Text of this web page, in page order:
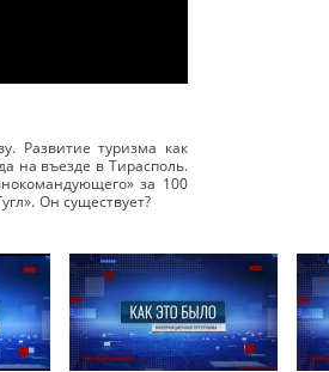
Развитие туризма как
на въезде в Тирасполь.
за 100
Он существует?